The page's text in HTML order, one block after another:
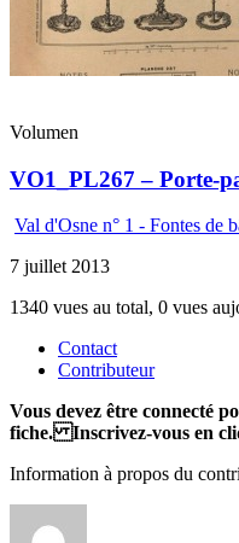
Volumen
VO1_PL267 – Porte-
Val d'Osne n° 1 - Fontes de
7 juillet 2013
1340 vues au total, 0 vues
Contact
Contributeur
Vous devez être connecté
fiche. Inscrivez-vous en
Information à propos du